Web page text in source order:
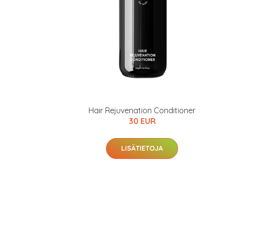
Hair Rejuvenation Conditioner
30 EUR
LISÄTIETOJA